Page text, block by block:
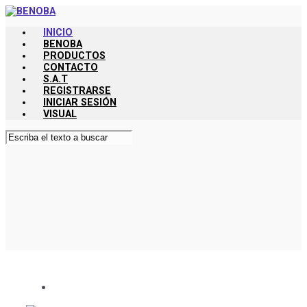
Saltar
contenido
principal
INICIO
BENOBA
PRODUCTOS
CONTACTO
S.A.T
REGISTRARSE
INICIAR SESIÓN
VISUAL